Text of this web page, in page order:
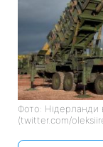
Фото: Нідерланди
(twitter.com/